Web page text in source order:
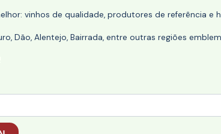
vinhos de qualidade, produtores de referência e
Dão, Alentejo, Bairrada, entre outras regiões